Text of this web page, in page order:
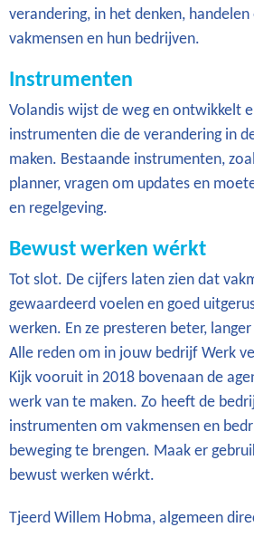
verandering, in het denken,
vakmensen en hun bedrijven.
Instrumenten
Volandis wijst de weg en ontwikkelt
instrumenten die de verandering in
maken. Bestaande instrumenten,
planner, vragen om updates en
en regelgeving.
Bewust werken wérkt
Tot slot. De cijfers laten zien dat
gewaardeerd voelen en goed
werken. En ze presteren beter,
Alle reden om in jouw bedrijf Werk
Kijk vooruit in 2018 bovenaan de
werk van te maken. Zo heeft de
instrumenten om vakmensen en
beweging te brengen. Maak er
bewust werken wérkt.
Tjeerd Willem Hobma, algemeen